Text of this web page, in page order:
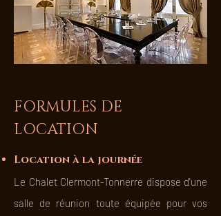
FORMULES DE
LOCATION
Location à la journée
Le Chalet Clermont-Tonnerre dispose d'une
salle de réunion toute équipée pour vos